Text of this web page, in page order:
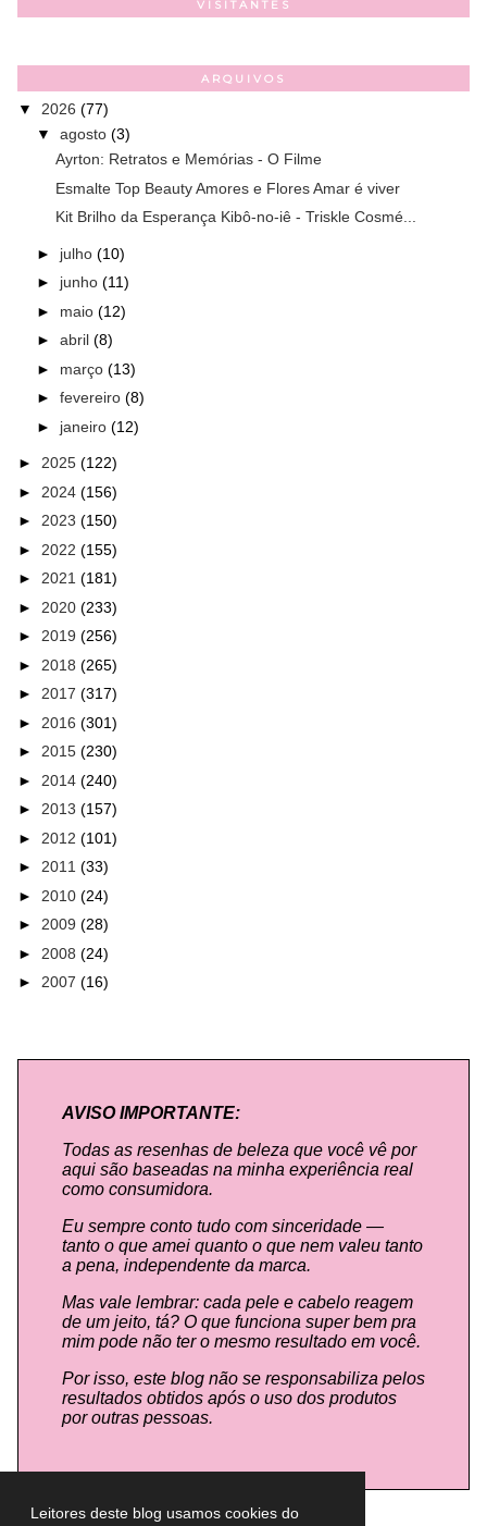
Leitores deste blog usamos cookies do
VISITANTES
ARQUIVOS
▼ 2026 (77)
▼ agosto (3)
Ayrton: Retratos e Memórias - O Filme
Esmalte Top Beauty Amores e Flores Amar é viver
Kit Brilho da Esperança Kibô-no-iê - Triskle Cosmé...
► julho (10)
► junho (11)
► maio (12)
► abril (8)
► março (13)
► fevereiro (8)
► janeiro (12)
► 2025 (122)
► 2024 (156)
► 2023 (150)
► 2022 (155)
► 2021 (181)
► 2020 (233)
► 2019 (256)
► 2018 (265)
► 2017 (317)
► 2016 (301)
► 2015 (230)
► 2014 (240)
► 2013 (157)
► 2012 (101)
► 2011 (33)
► 2010 (24)
► 2009 (28)
► 2008 (24)
► 2007 (16)
AVISO IMPORTANTE:
Todas as resenhas de beleza que você vê por
aqui são baseadas na minha experiência real
como consumidora.
Eu sempre conto tudo com sinceridade —
tanto o que amei quanto o que nem valeu tanto
a pena, independente da marca.
Mas vale lembrar: cada pele e cabelo reagem
de um jeito, tá? O que funciona super bem pra
mim pode não ter o mesmo resultado em você.
Por isso, este blog não se responsabiliza pelos
resultados obtidos após o uso dos produtos
por outras pessoas.